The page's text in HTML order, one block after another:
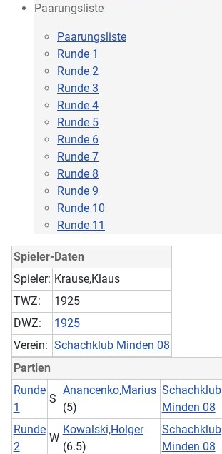
Paarungsliste
Paarungsliste
Runde 1
Runde 2
Runde 3
Runde 4
Runde 5
Runde 6
Runde 7
Runde 8
Runde 9
Runde 10
Runde 11
Spieler-Daten
Spieler: Krause,Klaus
TWZ:
1925
DWZ:
1925
Verein: Schachklub Minden 08
Partien
Runde
1
S
Anancenko,Marius
(5)
Schachklub
Minden 08
Runde
2
W
Kowalski,Holger
(6.5)
Schachklub
Minden 08